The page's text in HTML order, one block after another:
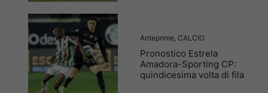
Anteprime, CALCIO
Pronostico Estrela
Amadora-Sporting CP:
quindicesima volta di fila